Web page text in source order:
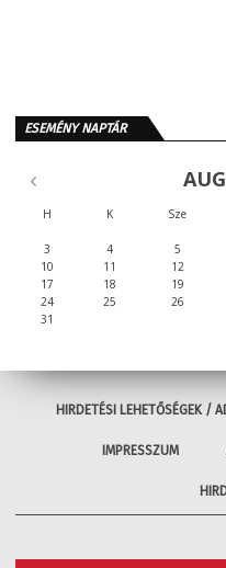
ESEMÉNY NAPTÁR
H K Sze
3
4 5
10
11 12
17
18 19
24
25 26
31
HIRDETÉSI LEHETŐSÉGEK /
IMPRESSZUM